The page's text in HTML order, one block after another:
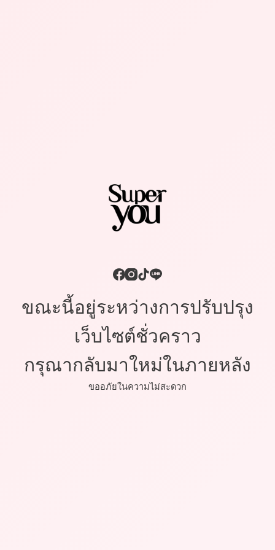
ขณะนี้อยู่ระหว่างการปรับปรุง
เว็บไซต์ชั่วคราว
กรุณากลับมาใหม่ในภายหลัง
ขออภัยในความไม่สะดวก